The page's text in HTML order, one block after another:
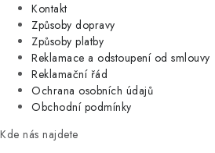
Kontakt
Způsoby dopravy
Způsoby platby
Reklamace a odstoupení od smlouvy
Reklamační řád
Ochrana osobních údajů
Obchodní podmínky
Kde nás najdete
KUCHYNĚ
ORGANIZACE
DOMÁCNOST
ÚKLID